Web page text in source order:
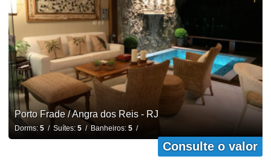
Porto Frade / Angra dos Reis - RJ
Dorms: 5/ Suítes: 5/ Banheiros: 5/
Consulte o valor